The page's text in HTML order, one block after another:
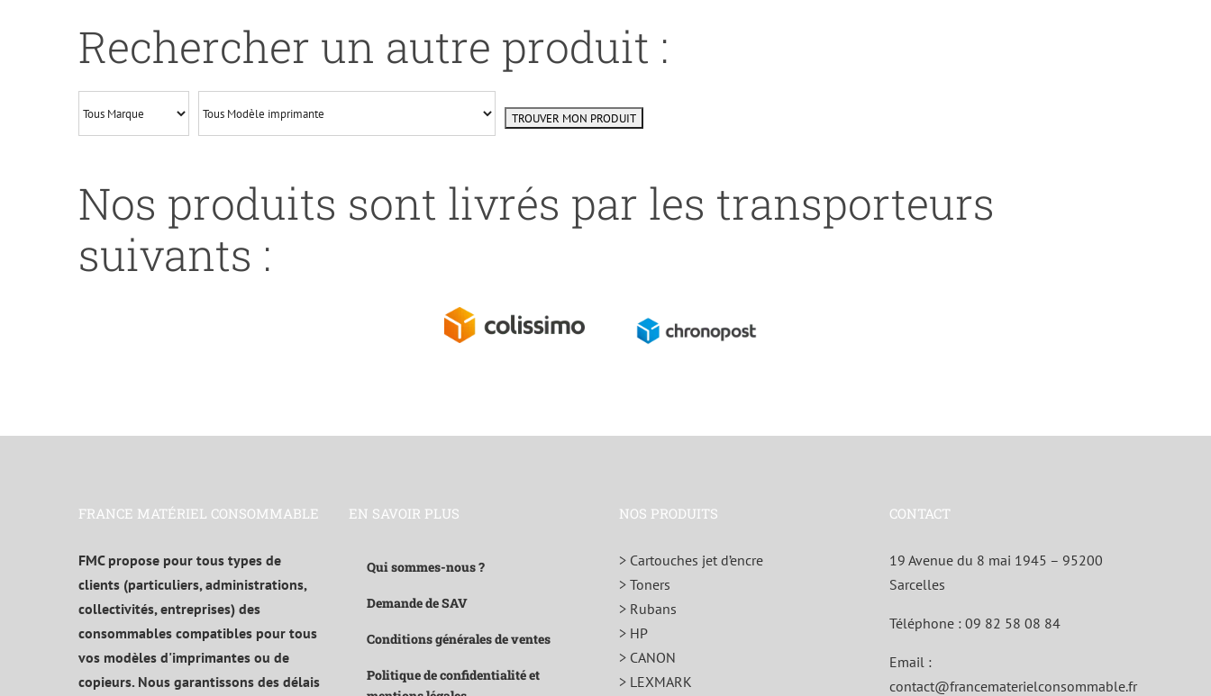
BROTHER
TN3330/3380
Rechercher un autre produit :
Nos produits sont livrés par les transporteurs
suivants :
FRANCE MATÉRIEL CONSOMMABLE
FMC propose pour tous types de
clients (particuliers, administrations,
collectivités, entreprises) des
consommables compatibles pour tous
vos modèles d'imprimantes ou de
copieurs. Nous garantissons des délais
EN SAVOIR PLUS
Qui sommes-nous ?
Demande de SAV
Conditions générales de ventes
Politique de confidentialité et
NOS PRODUITS
> Cartouches jet d’encre
> Toners
> Rubans
> HP
> CANON
> LEXMARK
CONTACT
19 Avenue du 8 mai 1945 – 95200
Sarcelles
Téléphone : 09 82 58 08 84
Email :
contact@francematerielconsommable.fr